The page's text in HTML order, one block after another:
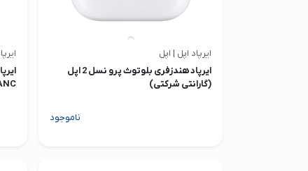
ایرپاد اپل | اپل
ایرپاد هندزفری بلوتوث پرو نسل 2 اپل
(گارانتی شرکتی)
ناموجود